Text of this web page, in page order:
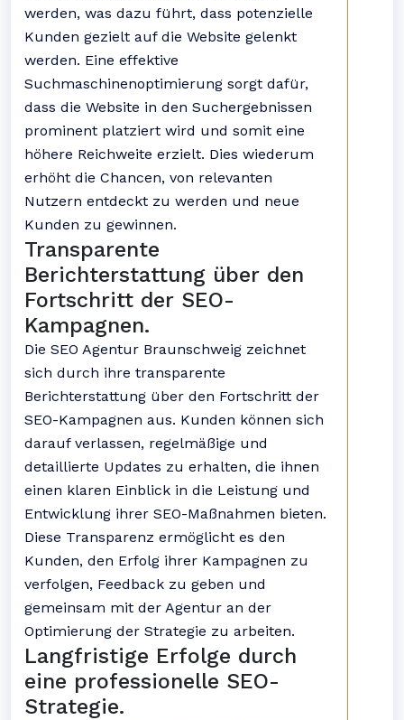
werden, was dazu führt, dass potenzielle
Kunden gezielt auf die Website gelenkt
werden. Eine effektive
Suchmaschinenoptimierung sorgt dafür,
dass die Website in den Suchergebnissen
prominent platziert wird und somit eine
höhere Reichweite erzielt. Dies wiederum
erhöht die Chancen, von relevanten
Nutzern entdeckt zu werden und neue
Kunden zu gewinnen.
Transparente
Berichterstattung über den
Fortschritt der SEO-
Kampagnen.
Die SEO Agentur Braunschweig zeichnet
sich durch ihre transparente
Berichterstattung über den Fortschritt der
SEO-Kampagnen aus. Kunden können sich
darauf verlassen, regelmäßige und
detaillierte Updates zu erhalten, die ihnen
einen klaren Einblick in die Leistung und
Entwicklung ihrer SEO-Maßnahmen bieten.
Diese Transparenz ermöglicht es den
Kunden, den Erfolg ihrer Kampagnen zu
verfolgen, Feedback zu geben und
gemeinsam mit der Agentur an der
Optimierung der Strategie zu arbeiten.
Langfristige Erfolge durch
eine professionelle SEO-
Strategie.